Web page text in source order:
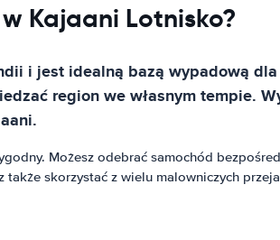
Kajaani Lotnisko?
i jest idealną bazą wypadową
region we własnym tempie.
Możesz odebrać samochód
skorzystać z wielu malowniczych